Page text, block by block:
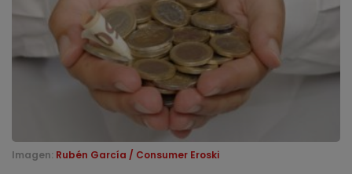
Imagen: Rubén García / Consumer Eroski